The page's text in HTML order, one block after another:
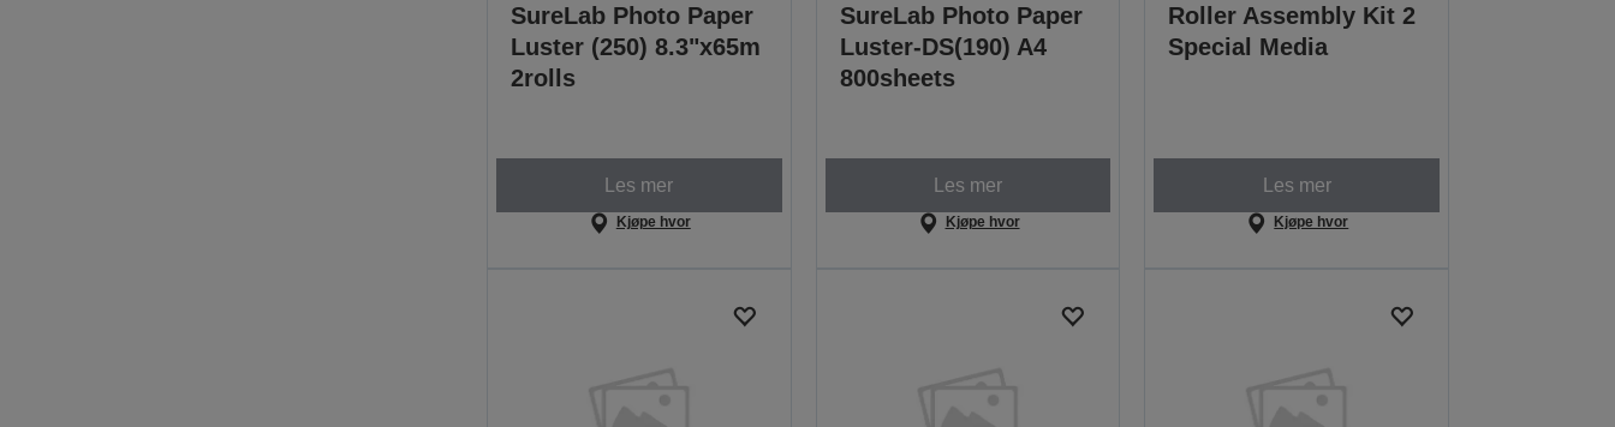
SureLab Photo Paper
Luster (250) 8.3"x65m
2rolls
Les mer
Kjøpe hvor
SureLab Photo Paper
Luster-DS(190) A4
800sheets
Les mer
Kjøpe hvor
Roller Assembly Kit 2
Special Media
Les mer
Kjøpe hvor